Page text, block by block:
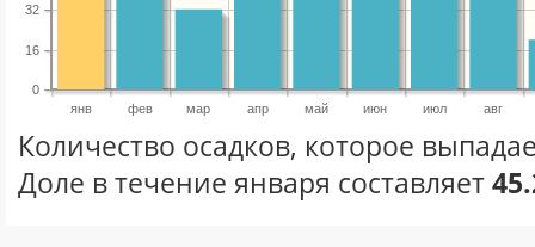
янв фев мар апр май июн июл авг
0
16
32
Количество осадков, которое
Доле в течение января составляет